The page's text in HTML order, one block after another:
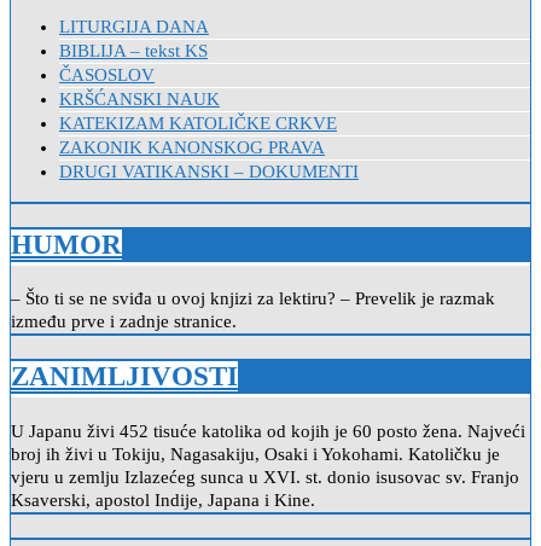
LITURGIJA DANA
BIBLIJA – tekst KS
ČASOSLOV
KRŠĆANSKI NAUK
KATEKIZAM KATOLIČKE CRKVE
ZAKONIK KANONSKOG PRAVA
DRUGI VATIKANSKI – DOKUMENTI
HUMOR
– Što ti se ne sviđa u ovoj knjizi za lektiru? – Prevelik je razmak
između prve i zadnje stranice.
ZANIMLJIVOSTI
U Japanu živi 452 tisuće katolika od kojih je 60 posto žena. Najveći
broj ih živi u Tokiju, Nagasakiju, Osaki i Yokohami. Katoličku je
vjeru u zemlju Izlazećeg sunca u XVI. st. donio isusovac sv. Franjo
Ksaverski, apostol Indije, Japana i Kine.